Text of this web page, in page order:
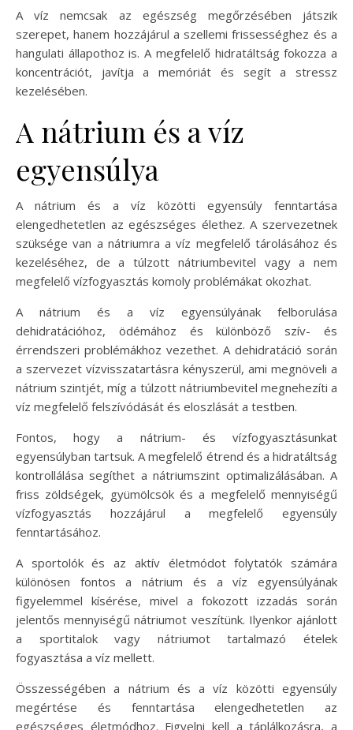
A víz nemcsak az egészség megőrzésében játszik
szerepet, hanem hozzájárul a szellemi frissességhez és a
hangulati állapothoz is. A megfelelő hidratáltság fokozza a
koncentrációt, javítja a memóriát és segít a stressz
kezelésében.
A nátrium és a víz
egyensúlya
A nátrium és a víz közötti egyensúly fenntartása
elengedhetetlen az egészséges élethez. A szervezetnek
szüksége van a nátriumra a víz megfelelő tárolásához és
kezeléséhez, de a túlzott nátriumbevitel vagy a nem
megfelelő vízfogyasztás komoly problémákat okozhat.
A nátrium és a víz egyensúlyának felborulása
dehidratációhoz, ödémához és különböző szív- és
érrendszeri problémákhoz vezethet. A dehidratáció során
a szervezet vízvisszatartásra kényszerül, ami megnöveli a
nátrium szintjét, míg a túlzott nátriumbevitel megnehezíti a
víz megfelelő felszívódását és eloszlását a testben.
Fontos, hogy a nátrium- és vízfogyasztásunkat
egyensúlyban tartsuk. A megfelelő étrend és a hidratáltság
kontrollálása segíthet a nátriumszint optimalizálásában. A
friss zöldségek, gyümölcsök és a megfelelő mennyiségű
vízfogyasztás hozzájárul a megfelelő egyensúly
fenntartásához.
A sportolók és az aktív életmódot folytatók számára
különösen fontos a nátrium és a víz egyensúlyának
figyelemmel kísérése, mivel a fokozott izzadás során
jelentős mennyiségű nátriumot veszítünk. Ilyenkor ajánlott
a sportitalok vagy nátriumot tartalmazó ételek
fogyasztása a víz mellett.
Összességében a nátrium és a víz közötti egyensúly
megértése és fenntartása elengedhetetlen az
egészséges életmódhoz. Figyelni kell a táplálkozásra, a